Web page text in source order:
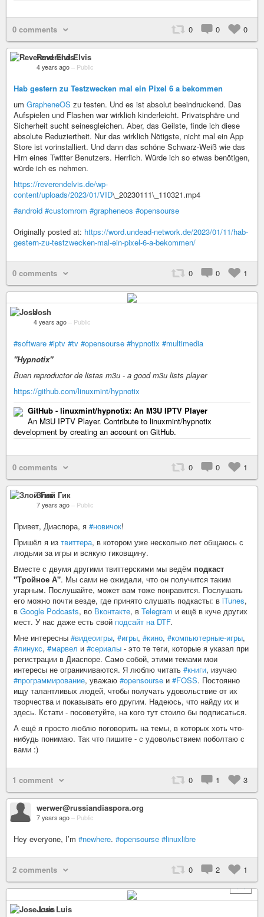
0 comments 0 0 0
Reverend Elvis
4 years ago – Public
Hab gestern zu Testzwecken mal ein Pixel 6 a bekommen
um GrapheneOS zu testen. Und es ist absolut beeindruckend. Das
Aufspielen und Flashen war wirklich kinderleicht. Privatsphäre und
Sicherheit sucht seinesgleichen. Aber, das Geilste, finde ich diese
absolute Reduziertheit. Nur das wirklich Nötigste, nicht mal ein App
Store ist vorinstalliert. Und dann das schöne Schwarz-Weiß wie das
Hirn eines Twitter Benutzers. Herrlich. Würde ich so etwas benötigen,
würde ich es nehmen.
https://reverendelvis.de/wp-
content/uploads/2023/01/VID\_20230111\_110321.mp4
#android #customrom #grapheneos #opensourse
Originally posted at: https://word.undead-network.de/2023/01/11/hab-
gestern-zu-testzwecken-mal-ein-pixel-6-a-bekommen/
0 comments 0 0 1
Josh
4 years ago – Public
#software #iptv #tv #opensourse #hypnotix #multimedia
"Hypnotix"
Buen reproductor de listas m3u - a good m3u lists player
https://github.com/linuxmint/hypnotix
GitHub - linuxmint/hypnotix: An M3U IPTV Player
An M3U IPTV Player. Contribute to linuxmint/hypnotix
development by creating an account on GitHub.
0 comments 0 0 1
Злой Гик
7 years ago – Public
Привет, Диаспора, я #новичок!
Пришёл я из твиттера, в котором уже несколько лет общаюсь с
людьми за игры и всякую гиковщину.
Вместе с двумя другими твиттерскими мы ведём подкаст
"Тройное А". Мы сами не ожидали, что он получится таким
угарным. Послушайте, может вам тоже понравится. Послушать
его можно почти везде, где принято слушать подкасты: в iTunes,
в Google Podcasts, во Вконтакте, в Telegram и ещё в куче других
мест. У нас даже есть свой подсайт на DTF.
Мне интересны #видеоигры, #игры, #кино, #компьютерные-игры,
#линукс, #марвел и #сериалы - это те теги, которые я указал при
регистрации в Диаспоре. Само собой, этими темами мои
интересы не ограничиваются. Я люблю читать #книги, изучаю
#программирование, уважаю #opensourse и #FOSS. Постоянно
ищу талантливых людей, чтобы получать удовольствие от их
творчества и показывать его другим. Надеюсь, что найду их и
здесь. Кстати - посоветуйте, на кого тут стоило бы подписаться.
А ещё я просто люблю поговорить на темы, в которых хоть что-
нибудь понимаю. Так что пишите - с удовольствием поболтаю с
вами :)
1 comment 0 1 3
werwer@russiandiaspora.org
7 years ago – Public
Hey everyone, I’m #newhere. #opensourse #linuxlibre
2 comments 0 2
1
+ 1
Jose Luis